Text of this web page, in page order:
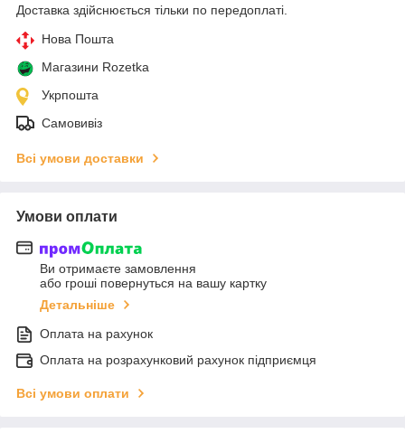
Доставка здійснюється тільки по передоплаті.
Нова Пошта
Магазини Rozetka
Укрпошта
Самовивіз
Всі умови доставки
Умови оплати
Ви отримаєте замовлення
або гроші повернуться на вашу картку
Детальніше
Оплата на рахунок
Оплата на розрахунковий рахунок підприємця
Всі умови оплати